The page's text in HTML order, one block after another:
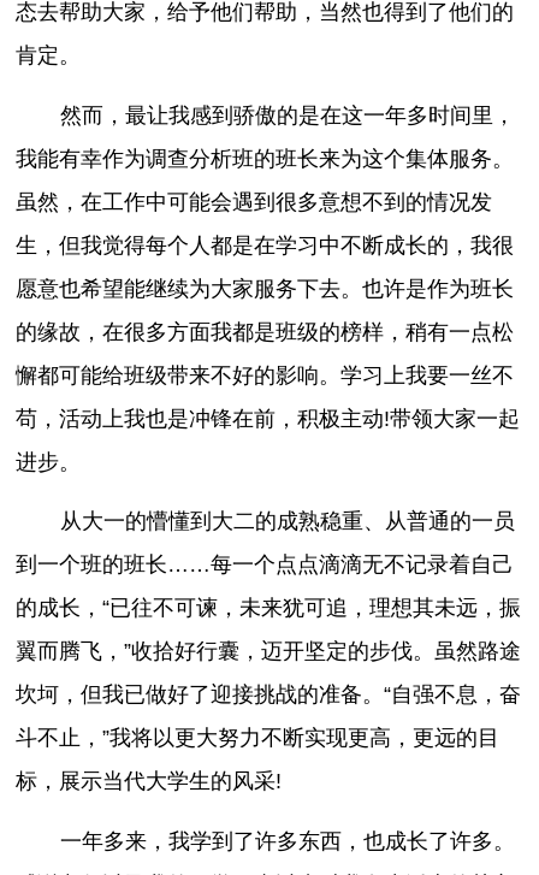
态去帮助大家，给予他们帮助，当然也得到了他们的
肯定。
然而，最让我感到骄傲的是在这一年多时间里，
我能有幸作为调查分析班的班长来为这个集体服务。
虽然，在工作中可能会遇到很多意想不到的情况发
生，但我觉得每个人都是在学习中不断成长的，我很
愿意也希望能继续为大家服务下去。也许是作为班长
的缘故，在很多方面我都是班级的榜样，稍有一点松
懈都可能给班级带来不好的影响。学习上我要一丝不
苟，活动上我也是冲锋在前，积极主动!带领大家一起
进步。
从大一的懵懂到大二的成熟稳重、从普通的一员
到一个班的班长……每一个点点滴滴无不记录着自己
的成长，“已往不可谏，未来犹可追，理想其未远，振
翼而腾飞，”收拾好行囊，迈开坚定的步伐。虽然路途
坎坷，但我已做好了迎接挑战的准备。“自强不息，奋
斗不止，”我将以更大努力不断实现更高，更远的目
标，展示当代大学生的风采!
一年多来，我学到了许多东西，也成长了许多。